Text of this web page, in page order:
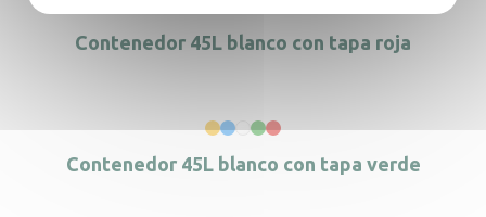
Contenedor 45L blanco con tapa roja
Contenedor 45L blanco con tapa verde